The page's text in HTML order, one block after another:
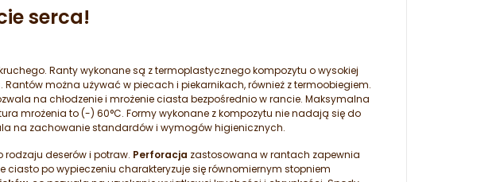
serca!
Ranty wykonane są z termoplastycznego kompozytu o wysokiej
można używać w piecach i piekarnikach, również z termoobiegiem.
na chłodzenie i mrożenie ciasta bezpośrednio w rancie. Maksymalna
mrożenia to (-) 60°C. Formy wykonane z kompozytu nie nadają się do
na zachowanie standardów i wymogów higienicznych.
deserów i potraw. Perforacja zastosowana w rantach zapewnia
ciasto po wypieczeniu charakteryzuje się równomiernym stopniem